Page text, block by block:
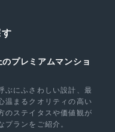
プレミアムマンショ
ぶにふさわしい設計、最
温まるクオリティの高い
のステイタスや価値観が
プランをご紹介。